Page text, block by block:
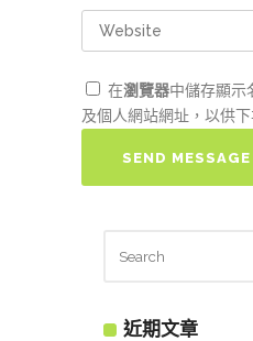
在瀏覽器中儲存顯示
及個人網站網址，以供
近期文章